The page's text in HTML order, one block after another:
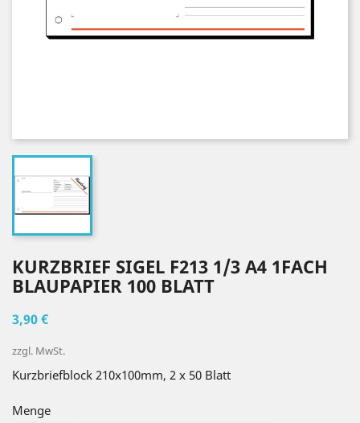
KURZBRIEF SIGEL F213 1/3 A4 1FACH
BLAUPAPIER 100 BLATT
3,90 €
zzgl. MwSt.
Kurzbriefblock 210x100mm, 2 x 50 Blatt
Menge